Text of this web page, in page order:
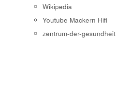
Wikipedia
Youtube Mackern Hifi
zentrum-der-gesundheit